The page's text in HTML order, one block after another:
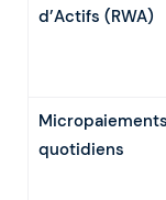
d’Actifs (RWA)
Micropaiements
quotidiens